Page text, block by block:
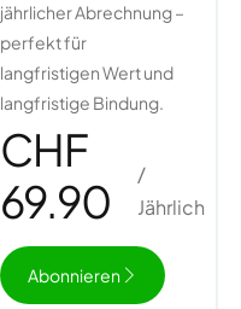
jährlicher Abrechnung –
perfekt für
langfristigen Wert und
langfristige Bindung.
CHF
69.90
/
Jährlich
Abonnieren